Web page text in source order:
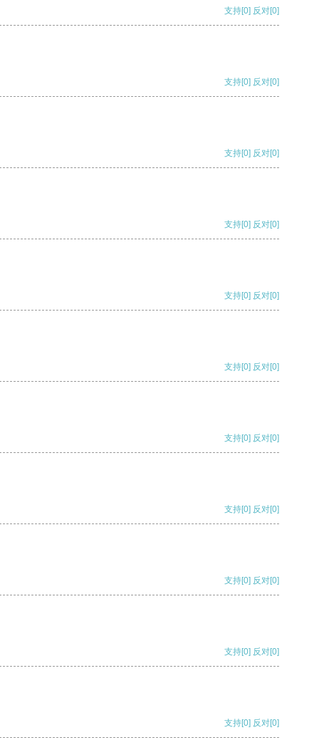
支持[0] 反对[0]
支持[0] 反对[0]
支持[0] 反对[0]
支持[0] 反对[0]
支持[0] 反对[0]
支持[0] 反对[0]
支持[0] 反对[0]
支持[0] 反对[0]
支持[0] 反对[0]
支持[0] 反对[0]
支持[0] 反对[0]